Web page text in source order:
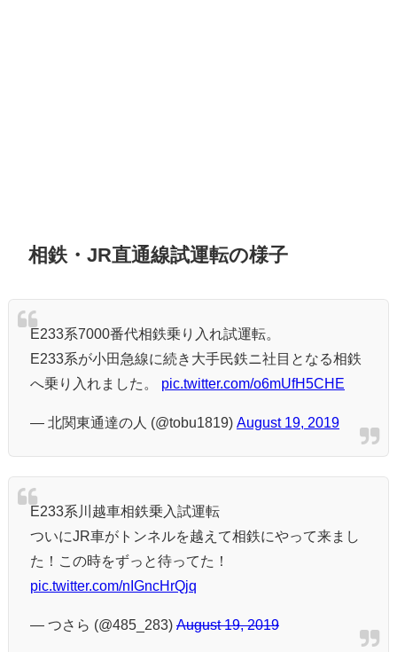
相鉄・JR直通線試運転の様子
E233系7000番代相鉄乗り入れ試運転。
E233系が小田急線に続き大手民鉄ニ社目となる相鉄
へ乗り入れました。 pic.twitter.com/o6mUfH5CHE
— 北関東通達の人 (@tobu1819) August 19, 2019
E233系川越車相鉄乗入試運転
ついにJR車がトンネルを越えて相鉄にやって来まし
た！この時をずっと待ってた！
pic.twitter.com/nIGncHrQjq
— つさら (@485_283) August 19, 2019